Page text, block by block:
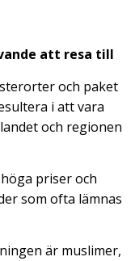
att resa till
och paket
i att vara
och regionen
priser och
som ofta lämnas
är muslimer,